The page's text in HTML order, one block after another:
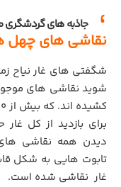
جاذبه های گردشگری
نقاشی های چهل
شگفتی های غار نیاح
شوید نقاشی های
کشیده اند. که بیش از 40 هزار سال از زندگی آن ها گذاشته است.
برای بازدید از کل
دیدن همه نقاشی های
تابوت هایی به شکل
غار نقاشی شده است.